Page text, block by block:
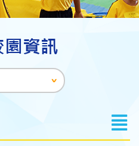
園資訊